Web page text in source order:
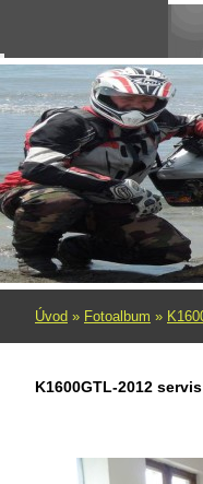
Úvod » Fotoalbum »
K1600GTL-2012 servis